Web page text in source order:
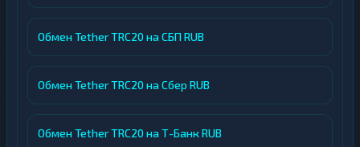
Обмен Tether TRC20 на СБП RUB
Обмен Tether TRC20 на Сбер RUB
Обмен Tether TRC20 на Т-Банк RUB